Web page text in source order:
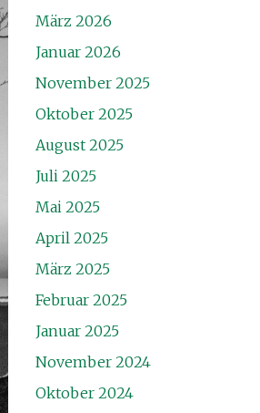
März 2026
Januar 2026
November 2025
Oktober 2025
August 2025
Juli 2025
Mai 2025
April 2025
März 2025
Februar 2025
Januar 2025
November 2024
Oktober 2024